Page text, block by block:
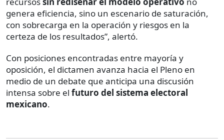
genera eficiencia, sino un escenario de saturación,
con sobrecarga en la operación y riesgos en la
certeza de los resultados”, alertó.
Con posiciones encontradas entre mayoría y
oposición, el dictamen avanza hacia el Pleno en
medio de un debate que anticipa una discusión
intensa sobre el futuro del sistema electoral
mexicano.